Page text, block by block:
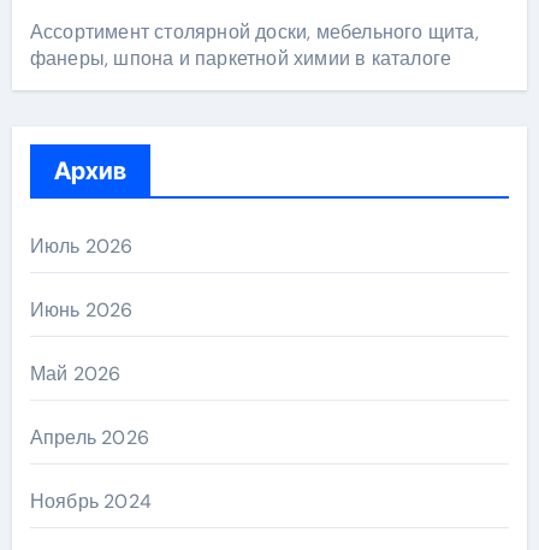
Ассортимент столярной доски, мебельного щита,
фанеры, шпона и паркетной химии в каталоге
Архив
Июль 2026
Июнь 2026
Май 2026
Апрель 2026
Ноябрь 2024